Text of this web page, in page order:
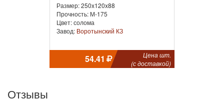
Размер: 250x120x88
Прочность: М-175
Цвет: солома
Завод: Воротынский КЗ
54.41
Цена шт.
(с доставкой)
Отзывы